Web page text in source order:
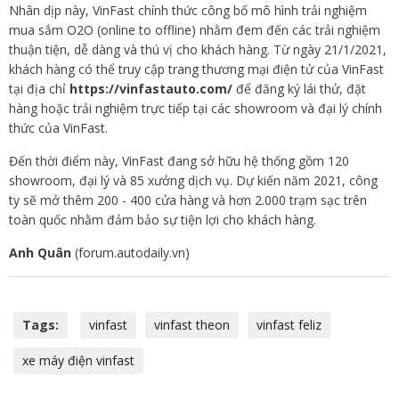
Nhân dịp này, VinFast chính thức công bố mô hình trải nghiệm
mua sắm O2O (online to offline) nhằm đem đến các trải nghiệm
thuận tiện, dễ dàng và thú vị cho khách hàng. Từ ngày 21/1/2021,
khách hàng có thể truy cập trang thương mại điện tử của VinFast
tại địa chỉ https://vinfastauto.com/ để đăng ký lái thử, đặt
hàng hoặc trải nghiệm trực tiếp tại các showroom và đại lý chính
thức của VinFast.
Đến thời điểm này, VinFast đang sở hữu hệ thống gồm 120
showroom, đại lý và 85 xưởng dịch vụ. Dự kiến năm 2021, công
ty sẽ mở thêm 200 - 400 cửa hàng và hơn 2.000 trạm sạc trên
toàn quốc nhằm đảm bảo sự tiện lợi cho khách hàng.
Anh Quân (forum.autodaily.vn)
Tags: vinfast vinfast theon vinfast feliz
xe máy điện vinfast